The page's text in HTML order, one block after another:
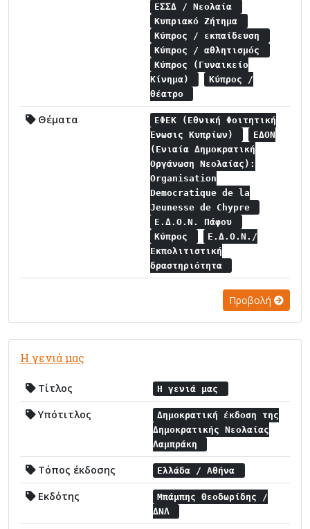
ΕΣΣΔ / Νεολαία
Κυπριακό Ζήτημα
Κύπρος / εκπαίδευση
Κύπρος / αθλητισμός
Κύπρος (Γυναικείο
Κίνημα)
Κύπρος /
θέατρο
Θέματα
ΕΦΕΚ (Εθνική Φοιτητική
Ένωσις Κυπρίων)
ΕΔΟΝ
(Ενιαία Δημοκρατική
Οργάνωση Νεολαίας):
Organisation
Democratique de la
Jeunesse de Chypre
Ε.Δ.Ο.Ν. Πάφου
Κύπρος
Ε.Δ.Ο.Ν./
Εκπολιτιστική
δραστηριότητα
Προβολή
Η γενιά μας
Τίτλος Η γενιά μας
Υπότιτλος
Δημοκρατική έκδοση της
Δημοκρατικής Νεολαίας
Λαμπράκη
Τόπος έκδοσης Ελλάδα / Αθήνα
Εκδότης
Μπάμπης Θεοδωρίδης /
ΔΝΛ